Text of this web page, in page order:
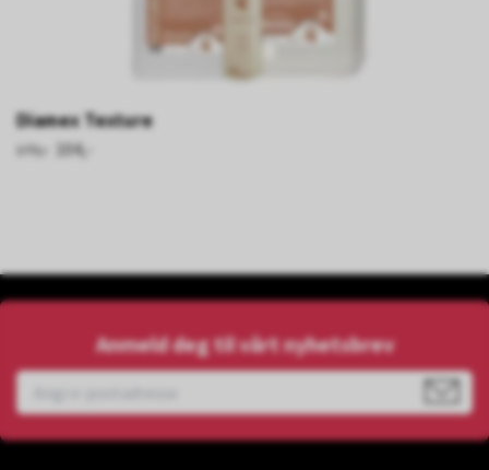
Diamex Texture
173,-
104,-
Anmeld deg til vårt nyhetsbrev